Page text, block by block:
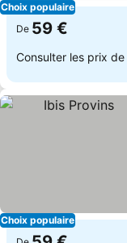
Choix populaire
De 59 €
Consulter les prix de
Choix populaire